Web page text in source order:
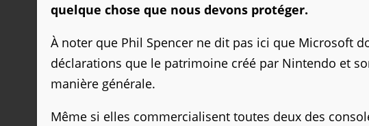
quelque chose que nous devons protéger.
À noter que Phil Spencer ne dit pas ici que Microsoft
déclarations que le patrimoine créé par Nintendo et
manière générale.
Même si elles commercialisent toutes deux des